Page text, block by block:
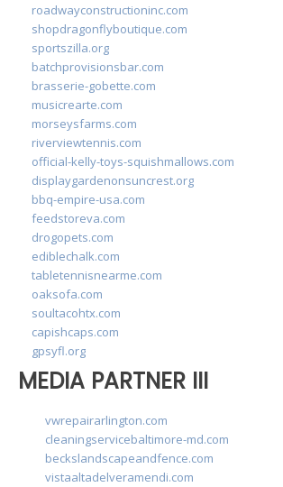
roadwayconstructioninc.com
shopdragonflyboutique.com
sportszilla.org
batchprovisionsbar.com
brasserie-gobette.com
musicrearte.com
morseysfarms.com
riverviewtennis.com
official-kelly-toys-squishmallows.com
displaygardenonsuncrest.org
bbq-empire-usa.com
feedstoreva.com
drogopets.com
ediblechalk.com
tabletennisnearme.com
oaksofa.com
soultacohtx.com
capishcaps.com
gpsyfl.org
MEDIA PARTNER III
vwrepairarlington.com
cleaningservicebaltimore-md.com
beckslandscapeandfence.com
vistaaltadelveramendi.com